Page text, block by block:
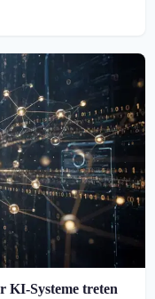
KI-Systeme treten